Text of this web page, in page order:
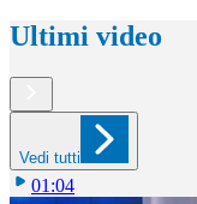
Ultimi video
Vedi tutti
01:04